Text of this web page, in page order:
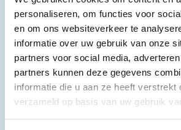
personaliseren, om functies voor
en om ons websiteverkeer te
informatie over uw gebruik van onze
partners voor social media,
partners kunnen deze gegevens
informatie die u aan ze heeft verstrekt
verzameld op basis van uw gebruik
Kenmerken
nanoe™ X Generator Mark 2
Super Quiet mode: slechts 20 dB(A)
SEER tot 7,0
SCOP tot 4,6
Inverter technologie
Hoge COP en EER waarde
24 uurs timerfunctie